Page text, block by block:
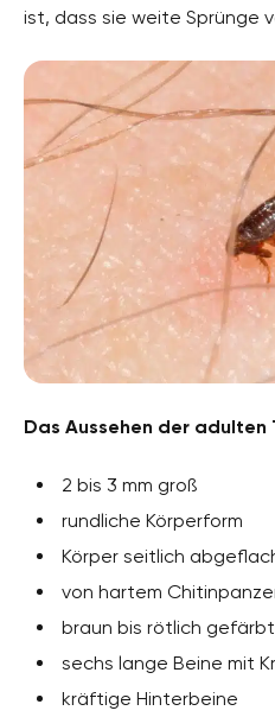
ist, dass sie weite Sprünge
Das Aussehen der
2 bis 3 mm groß
rundliche Körperform
Körper seitlich
von hartem
braun bis rötlich gefärbt
sechs lange Beine mit
kräftige Hinterbeine